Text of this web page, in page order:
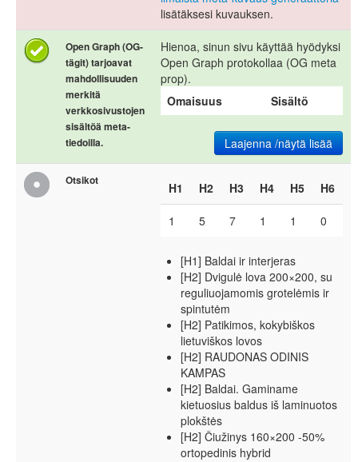
lisätäksesi kuvauksen.
Open Graph (OG-
tägit) tarjoavat
mahdollisuuden
merkitä
verkkosivustojen
sisältöä meta-
tiedoilla.
Hienoa, sinun sivu käyttää hyödyksi
Open Graph protokollaa (OG meta
prop).
Omaisuus
Sisältö
Laajenna /näytä lisää
Otsikot H1 H2 H3 H4 H5 H6
1 5 7 1 1 0
[H1] Baldai ir interjeras
[H2] Dvigulė lova 200×200, su
reguliuojamomis grotelėmis ir
spintutėm
[H2] Patikimos, kokybiškos
lietuviškos lovos
[H2] RAUDONAS ODINIS
KAMPAS
[H2] Baldai. Gaminame
kietuosius baldus iš laminuotos
plokštės
[H2] Čiužinys 160×200 -50%
ortopedinis hybrid